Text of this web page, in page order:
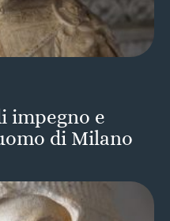
impegno e
di Milano